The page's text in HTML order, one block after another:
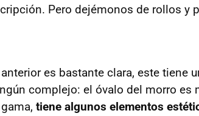
Pero dejémonos de rollos y
es bastante clara, este tiene
complejo: el óvalo del morro es
tiene algunos elementos